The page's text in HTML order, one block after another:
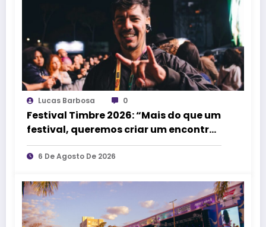
Lucas Barbosa 0
Festival Timbre 2026: “Mais do que um
festival, queremos criar um encontro
que transforme pessoas e a cidade”,
afirma Lucas Cordeiro
6 De Agosto De 2026